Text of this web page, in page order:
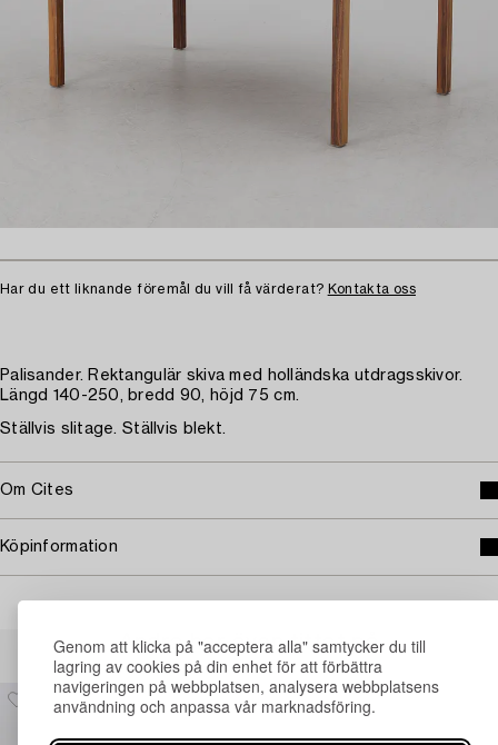
Genom att klicka på "acceptera alla" samtycker du till
lagring av cookies på din enhet för att förbättra
navigeringen på webbplatsen, analysera webbplatsens
användning och anpassa vår marknadsföring.
Har du ett liknande föremål du vill få värderat? Kontakta oss
Palisander. Rektangulär skiva med holländska utdragsskivor.
Längd 140-250, bredd 90, höjd 75 cm.
Ställvis slitage. Ställvis blekt.
Om Cites
Köpinformation
Andra har även tittat på